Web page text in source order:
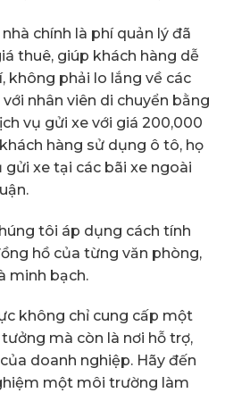
chính là phí quản lý đã
thuê, giúp khách hàng dễ
không phải lo lắng về các
nhân viên di chuyển bằng
vụ gửi xe với giá 200,000
hàng sử dụng ô tô, họ
xe tại các bãi xe ngoài
tôi áp dụng cách tính
hồ của từng văn phòng,
minh bạch.
không chỉ cung cấp một
mà còn là nơi hỗ trợ,
doanh nghiệp. Hãy đến
một môi trường làm